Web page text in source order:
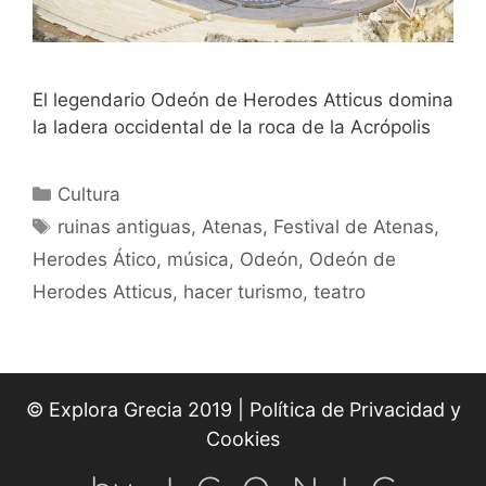
El legendario Odeón de Herodes Atticus domina
la ladera occidental de la roca de la Acrópolis
Categorías
Cultura
Etiquetas
ruinas antiguas,Atenas, Festival de Atenas,
Herodes Ático, música, Odeón, Odeón de
Herodes Atticus, hacer turismo, teatro
© Explora Grecia 2019 | Política de Privacidad y
Cookies